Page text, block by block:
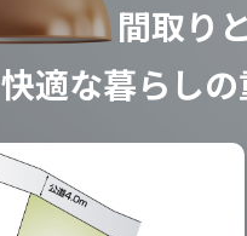
間取り
快適な暮らし